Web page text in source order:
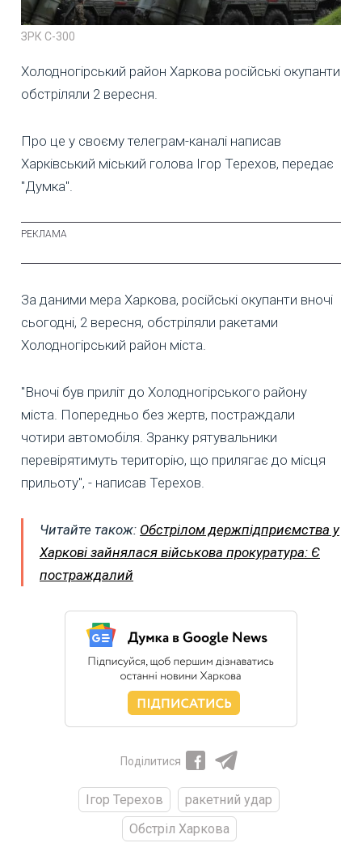
ЗРК С-300
Холодногірський район Харкова російські окупанти
обстріляли 2 вересня.
Про це у своєму телеграм-каналі написав
Харківський міський голова Ігор Терехов, передає
"Думка".
За даними мера Харкова, російські окупанти вночі
сьогодні, 2 вересня, обстріляли ракетами
Холодногірський район міста.
"Вночі був приліт до Холодногірського району
міста. Попередньо без жертв, постраждали
чотири автомобіля. Зранку рятувальники
перевірятимуть територію, що прилягає до місця
прильоту", - написав Терехов.
Читайте також: Обстрілом держпідприємства у
Харкові зайнялася військова прокуратура: Є
постраждалий
Поділитися
Ігор Терехов
ракетний удар
Обстріл Харкова